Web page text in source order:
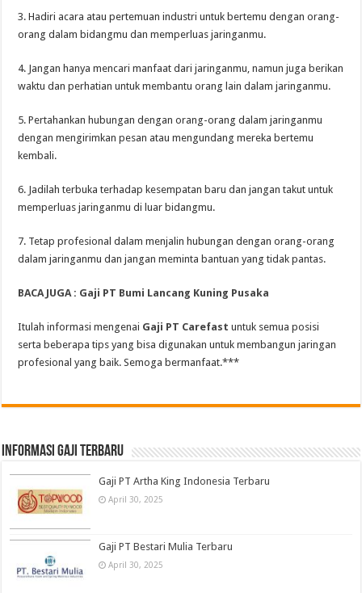
3. Hadiri acara atau pertemuan industri untuk bertemu dengan orang-
orang dalam bidangmu dan memperluas jaringanmu.
4. Jangan hanya mencari manfaat dari jaringanmu, namun juga berikan
waktu dan perhatian untuk membantu orang lain dalam jaringanmu.
5. Pertahankan hubungan dengan orang-orang dalam jaringanmu
dengan mengirimkan pesan atau mengundang mereka bertemu
kembali.
6. Jadilah terbuka terhadap kesempatan baru dan jangan takut untuk
memperluas jaringanmu di luar bidangmu.
7. Tetap profesional dalam menjalin hubungan dengan orang-orang
dalam jaringanmu dan jangan meminta bantuan yang tidak pantas.
BACA JUGA : Gaji PT Bumi Lancang Kuning Pusaka
Itulah informasi mengenai Gaji PT Carefast untuk semua posisi
serta beberapa tips yang bisa digunakan untuk membangun jaringan
profesional yang baik. Semoga bermanfaat.***
informasi gaji terbaru
Gaji PT Artha King Indonesia Terbaru
April 30, 2025
Gaji PT Bestari Mulia Terbaru
April 30, 2025